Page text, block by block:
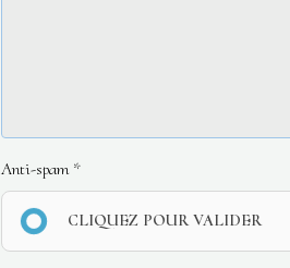
Anti-spam
CLIQUEZ POUR VALIDER